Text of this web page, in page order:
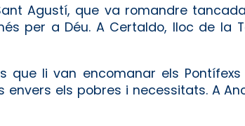
Agustí, que va romandre
per a Déu. A Certaldo, lloc de la
que li van encomanar els Pontífexs
els pobres i necessitats. A